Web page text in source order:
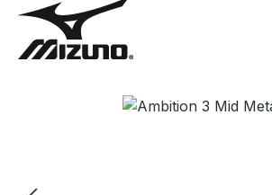
Bildergalerie überspringen